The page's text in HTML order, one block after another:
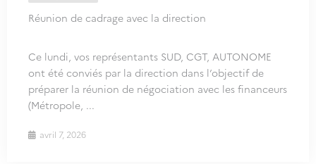
Réunion de cadrage avec la direction
Ce lundi, vos représentants SUD, CGT, AUTONOME
ont été conviés par la direction dans l’objectif de
préparer la réunion de négociation avec les financeurs
(Métropole, ...
avril 7, 2026